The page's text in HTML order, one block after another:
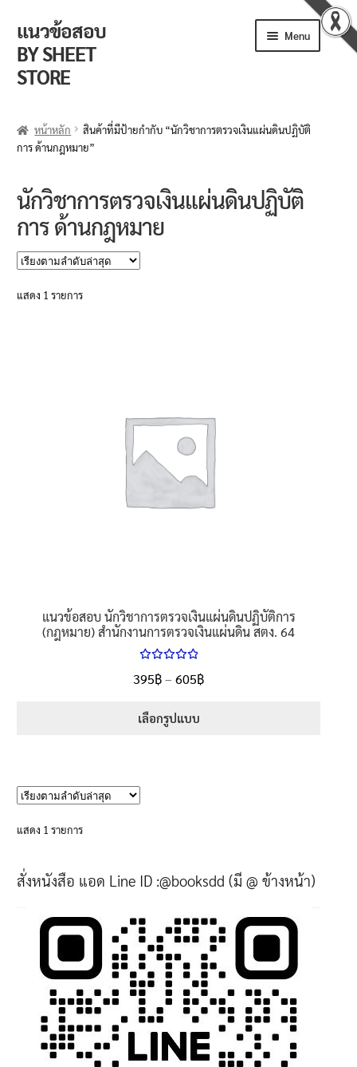
Skip
to
navigation
Skip
to
content
แนวข้อสอบ
BY SHEET
STORE
Menu
ตะกร้าสินค้า
วิธีการสั่งซื้อ
แจ้งชำระเงิน
รีวิวจากลูกค้า
หน้าหลัก
สินค้าที่มีป้ายกำกับ “นักวิชาการตรวจเงินแผ่นดินปฏิบัติ
การ ด้านกฎหมาย”
นักวิชาการตรวจเงินแผ่นดินปฏิบัติ
การ ด้านกฎหมาย
แสดง 1 รายการ
แนวข้อสอบ นักวิชาการตรวจเงินแผ่นดินปฏิบัติการ
(กฎหมาย) สำนักงานการตรวจเงินแผ่นดิน สตง. 64
5.00
ตั้งแต่
395฿– 605฿Price
เลือกรูปแบบ
may
chosen
on
the
product
page
แสดง 1 รายการ
สั่งหนังสือ แอด Line ID :@booksdd (มี @ ข้างหน้า)